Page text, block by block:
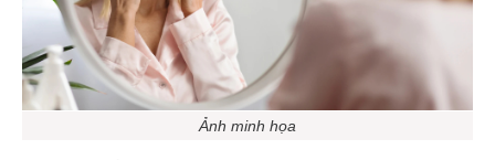
Ảnh minh họa